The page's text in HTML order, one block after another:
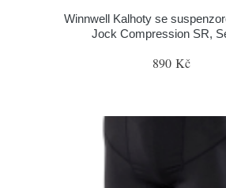
Winnwell Kalhoty se
Jock Compression SR,
890 Kč